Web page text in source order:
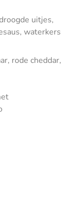
uitjes,
waterkers
rode cheddar,